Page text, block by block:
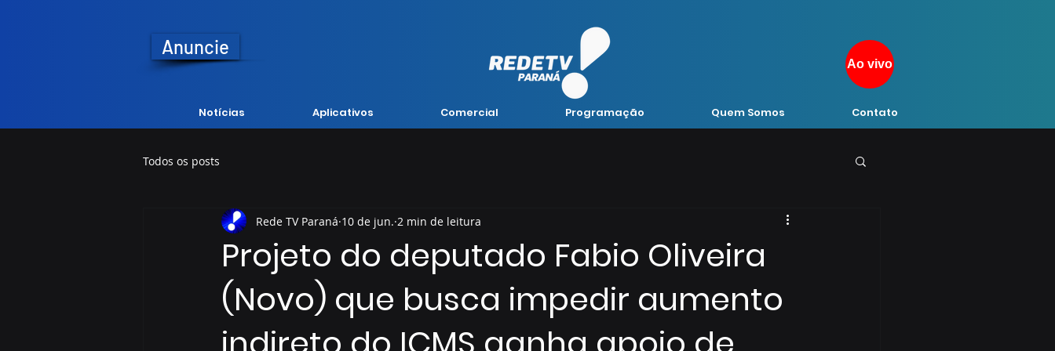
Anuncie
Notícias Aplicativos Comercial Programação Quem Somos Contato
Ao vivo
Todos os posts
Projeto do deputado Fabio Oliveira
(Novo) que busca impedir aumento
Rede TV Paraná 10 de jun. 2 min de leitura